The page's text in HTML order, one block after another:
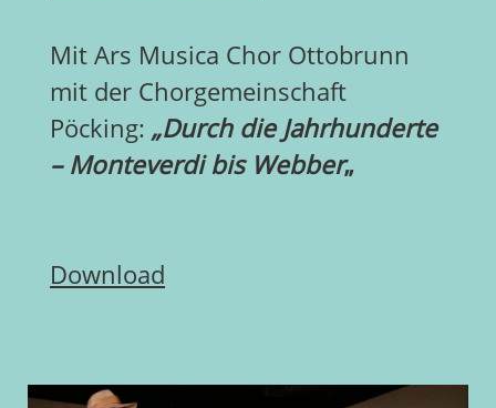
Mit Ars Musica Chor Ottobrunn
mit der Chorgemeinschaft
Pöcking: „Durch die Jahrhunderte
– Monteverdi bis Webber„
Download